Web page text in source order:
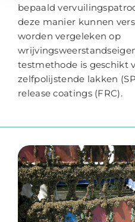
bepaald
deze manier kunnen
worden vergeleken op
testmethode is geschikt
zelfpolijstende lakken
release coatings (FRC).